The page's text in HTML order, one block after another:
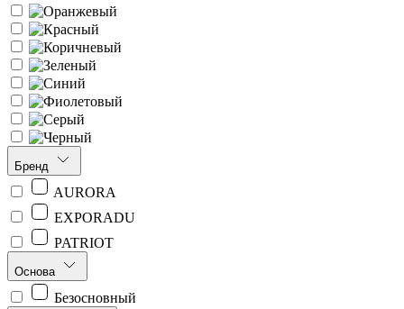
Бренд
AURORA
EXPORADU
PATRIOT
Основа
Безосновный